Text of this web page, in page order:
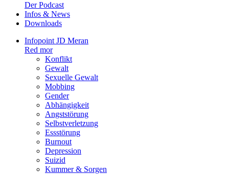
Der Podcast
Infos & News
Downloads
Infopoint JD Meran
Red mor
Konflikt
Gewalt
Sexuelle Gewalt
Mobbing
Gender
Abhängigkeit
Angststörung
Selbstverletzung
Essstörung
Burnout
Depression
Suizid
Kummer & Sorgen